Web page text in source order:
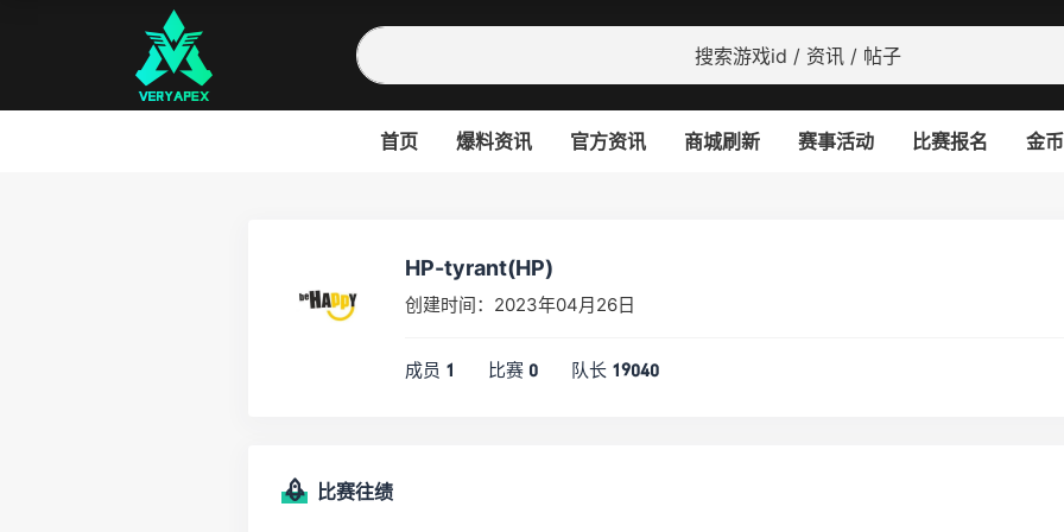
首页 爆料资讯 官方资讯 商城刷新 赛事活动 比赛报名 金
HP-tyrant(HP)
创建时间：2023年04月26日
成员 1 比赛 0 队长 19040
比赛往绩